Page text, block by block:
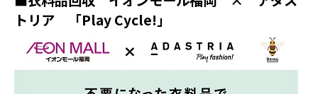
トリア 「Play Cycle!」